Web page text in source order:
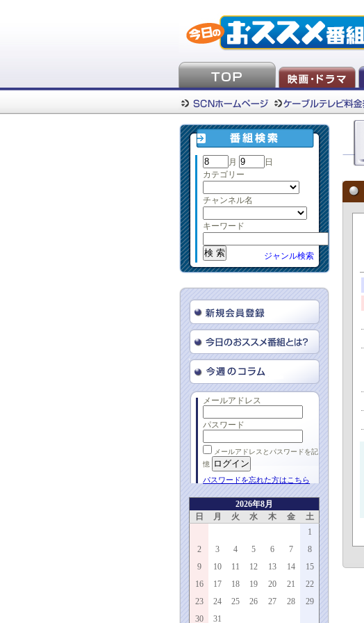
月
日
カテゴリー
チャンネル名
キーワード
ジャンル検索
メールアドレス
パスワード
メールアドレスとパスワードを記
憶
パスワードを忘れた方はこちら
2026年8月
日
月 火 水 木 金
土
1
2
3 4 5 6 7
8
9
10 11 12 13 14
15
16
17 18 19 20 21
22
23
24 25 26 27 28
29
30
31